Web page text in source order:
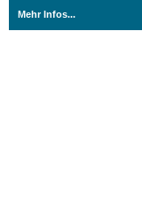
Mehr Infos...